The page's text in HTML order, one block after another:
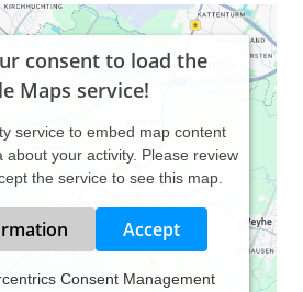
consent to load the
Maps service!
service to embed map content
about your activity. Please review
the service to see this map.
Accept
Consent Management